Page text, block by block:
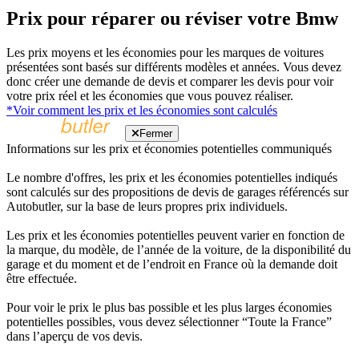
Prix pour réparer ou réviser votre Bmw
Les prix moyens et les économies pour les marques de voitures
présentées sont basés sur différents modèles et années. Vous devez
donc créer une demande de devis et comparer les devis pour voir
votre prix réel et les économies que vous pouvez réaliser.
*Voir comment les prix et les économies sont calculés
Fermer
Informations sur les prix et économies potentielles communiqués
Le nombre d'offres, les prix et les économies potentielles indiqués
sont calculés sur des propositions de devis de garages référencés sur
Autobutler, sur la base de leurs propres prix individuels.
Les prix et les économies potentielles peuvent varier en fonction de
la marque, du modèle, de l’année de la voiture, de la disponibilité du
garage et du moment et de l’endroit en France où la demande doit
être effectuée.
Pour voir le prix le plus bas possible et les plus larges économies
potentielles possibles, vous devez sélectionner “Toute la France”
dans l’aperçu de vos devis.